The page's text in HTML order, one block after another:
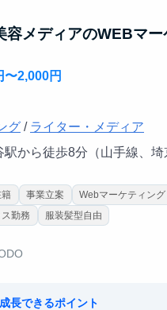
容メディアのWEBマ
〜2,000円
グ/ ライター・メディア
から徒歩8分（山手線、埼
事業立案 Webマーケティング
勤務 服装髪型自由
長できるポイント